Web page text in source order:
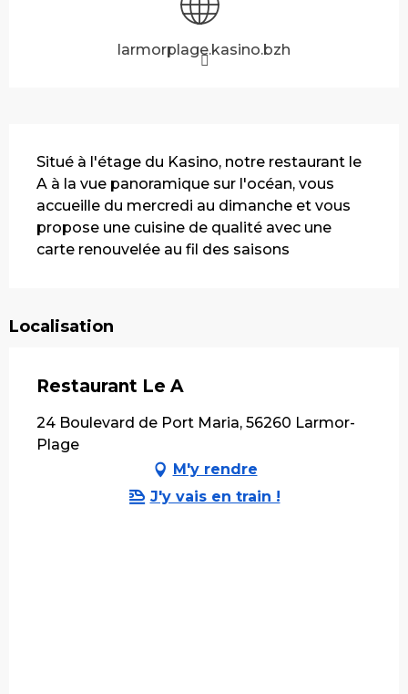
larmorplage.kasino.bzh
Situé à l'étage du Kasino, notre restaurant le
A à la vue panoramique sur l'océan, vous
accueille du mercredi au dimanche et vous
propose une cuisine de qualité avec une
carte renouvelée au fil des saisons
Localisation
Restaurant Le A
24 Boulevard de Port Maria, 56260 Larmor-
Plage
M'y rendre
J'y vais en train !